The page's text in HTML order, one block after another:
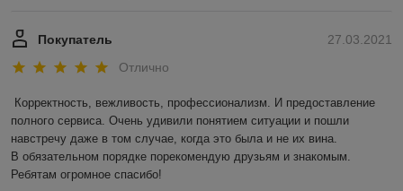
27.03.2021
Покупатель
Отлично
Корректность, вежливость, профессионализм. И предоставление
полного сервиса. Очень удивили понятием ситуации и пошли
навстречу даже в том случае, когда это была и не их вина.
В обязательном порядке порекомендую друзьям и знакомым.
Ребятам огромное спасибо!